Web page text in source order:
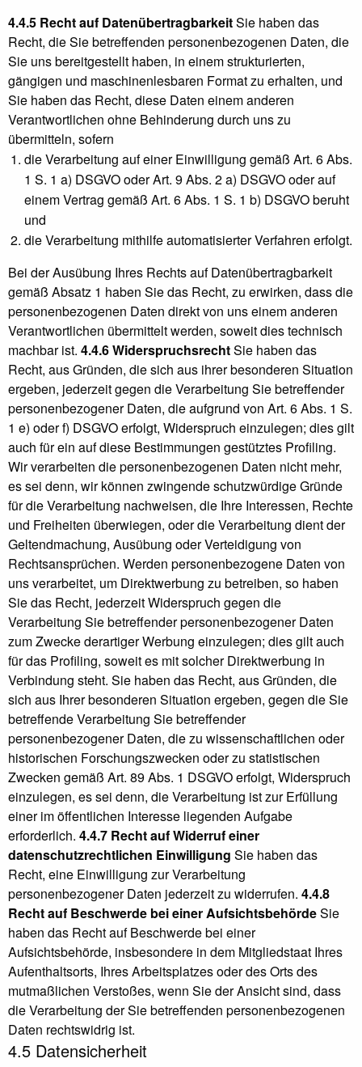
4.4.5 Recht auf DatenübertragbarkeitSie haben das
Recht, die Sie betreffenden personenbezogenen Daten, die
Sie uns bereitgestellt haben, in einem strukturierten,
gängigen und maschinenlesbaren Format zu erhalten, und
Sie haben das Recht, diese Daten einem anderen
Verantwortlichen ohne Behinderung durch uns zu
übermitteln, sofern
die Verarbeitung auf einer Einwilligung gemäß Art. 6 Abs.
1 S. 1 a) DSGVO oder Art. 9 Abs. 2 a) DSGVO oder auf
einem Vertrag gemäß Art. 6 Abs. 1 S. 1 b) DSGVO beruht
und
die Verarbeitung mithilfe automatisierter Verfahren erfolgt.
Bei der Ausübung Ihres Rechts auf Datenübertragbarkeit
gemäß Absatz 1 haben Sie das Recht, zu erwirken, dass die
personenbezogenen Daten direkt von uns einem anderen
Verantwortlichen übermittelt werden, soweit dies technisch
machbar ist. 4.4.6 WiderspruchsrechtSie haben das
Recht, aus Gründen, die sich aus ihrer besonderen Situation
ergeben, jederzeit gegen die Verarbeitung Sie betreffender
personenbezogener Daten, die aufgrund von Art. 6 Abs. 1 S.
1 e) oder f) DSGVO erfolgt, Widerspruch einzulegen; dies gilt
auch für ein auf diese Bestimmungen gestütztes Profiling.
Wir verarbeiten die personenbezogenen Daten nicht mehr,
es sei denn, wir können zwingende schutzwürdige Gründe
für die Verarbeitung nachweisen, die Ihre Interessen, Rechte
und Freiheiten überwiegen, oder die Verarbeitung dient der
Geltendmachung, Ausübung oder Verteidigung von
Rechtsansprüchen. Werden personenbezogene Daten von
uns verarbeitet, um Direktwerbung zu betreiben, so haben
Sie das Recht, jederzeit Widerspruch gegen die
Verarbeitung Sie betreffender personenbezogener Daten
zum Zwecke derartiger Werbung einzulegen; dies gilt auch
für das Profiling, soweit es mit solcher Direktwerbung in
Verbindung steht. Sie haben das Recht, aus Gründen, die
sich aus Ihrer besonderen Situation ergeben, gegen die Sie
betreffende Verarbeitung Sie betreffender
personenbezogener Daten, die zu wissenschaftlichen oder
historischen Forschungszwecken oder zu statistischen
Zwecken gemäß Art. 89 Abs. 1 DSGVO erfolgt, Widerspruch
einzulegen, es sei denn, die Verarbeitung ist zur Erfüllung
einer im öffentlichen Interesse liegenden Aufgabe
erforderlich. 4.4.7 Recht auf Widerruf einer
datenschutzrechtlichen Einwilligung Sie haben das
Recht, eine Einwilligung zur Verarbeitung
personenbezogener Daten jederzeit zu widerrufen. 4.4.8
Recht auf Beschwerde bei einer AufsichtsbehördeSie
haben das Recht auf Beschwerde bei einer
Aufsichtsbehörde, insbesondere in dem Mitgliedstaat Ihres
Aufenthaltsorts, Ihres Arbeitsplatzes oder des Orts des
mutmaßlichen Verstoßes, wenn Sie der Ansicht sind, dass
die Verarbeitung der Sie betreffenden personenbezogenen
Daten rechtswidrig ist.
4.5 Datensicherheit